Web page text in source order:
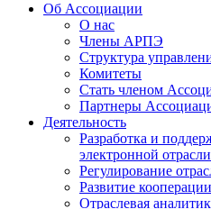
Об Ассоциации
О нас
Члены АРПЭ
Структура
Комитеты
Стать членом
Партнеры
Деятельность
Разработка и
электронной отрасли
Регулирование
Развитие кооперации
Отраслевая